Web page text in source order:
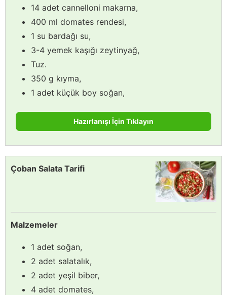
14 adet cannelloni makarna,
400 ml domates rendesi,
1 su bardağı su,
3-4 yemek kaşığı zeytinyağ,
Tuz.
350 g kıyma,
1 adet küçük boy soğan,
Hazırlanışı İçin Tıklayın
Çoban Salata Tarifi
Malzemeler
1 adet soğan,
2 adet salatalık,
2 adet yeşil biber,
4 adet domates,